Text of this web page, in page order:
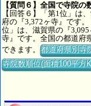
【質問６】全国で寺院
【回答６】「第1位」は
府の『3,372ヶ寺』です
位」は、滋賀県の『
寺』です。全国の都道府
できます。都道府県別寺
寺院数順位(面積100平方